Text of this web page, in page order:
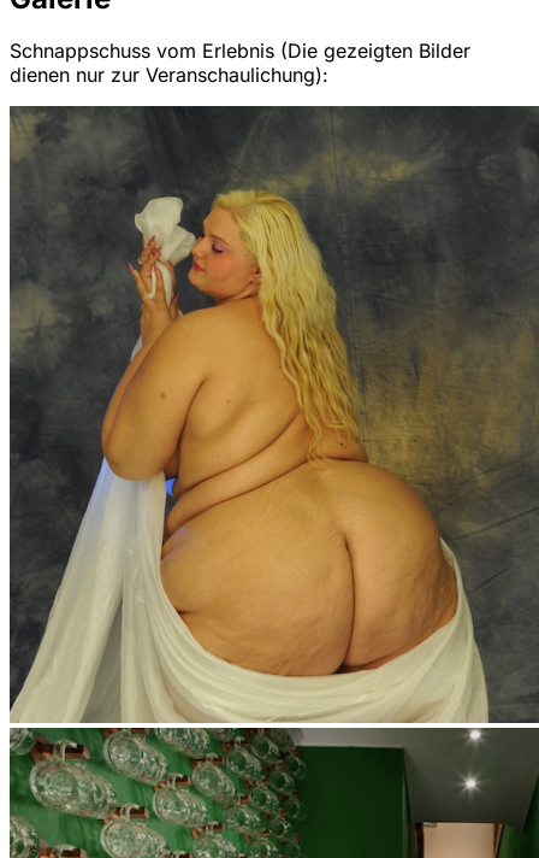
Schnappschuss vom Erlebnis (Die gezeigten Bilder
dienen nur zur Veranschaulichung):